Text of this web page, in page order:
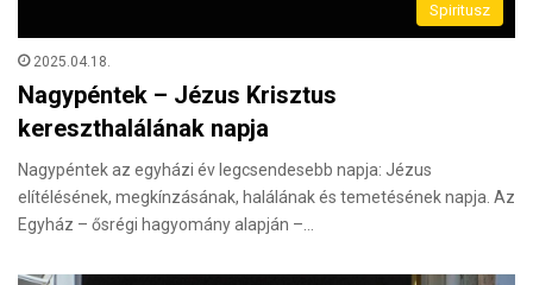
Spiritusz
2025.04.18.
Nagypéntek – Jézus Krisztus
kereszthalálának napja
Nagypéntek az egyházi év legcsendesebb napja: Jézus
elítélésének, megkínzásának, halálának és temetésének napja. Az
Egyház – ősrégi hagyomány alapján –…